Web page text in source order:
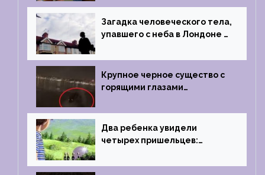
1996 году
Загадка человеческого тела,
упавшего с неба в Лондоне в
Крупное черное существо с
горящими глазами
Два ребенка увидели
четырех пришельцев:
1967 году